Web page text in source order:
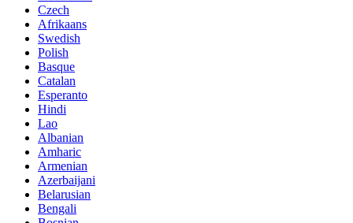
Czech
Afrikaans
Swedish
Polish
Basque
Catalan
Esperanto
Hindi
Lao
Albanian
Amharic
Armenian
Azerbaijani
Belarusian
Bengali